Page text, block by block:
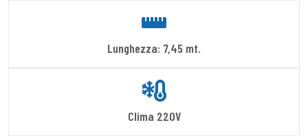
Lunghezza: 7,45 mt.
Clima 220V